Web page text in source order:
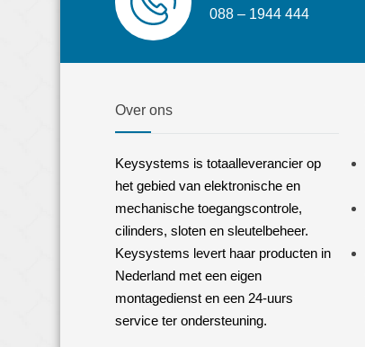
088 – 1944 444
Over ons
Keysystems is totaalleverancier op
het gebied van elektronische en
mechanische toegangscontrole,
cilinders, sloten en sleutelbeheer.
Keysystems levert haar producten in
Nederland met een eigen
montagedienst en een 24-uurs
service ter ondersteuning.